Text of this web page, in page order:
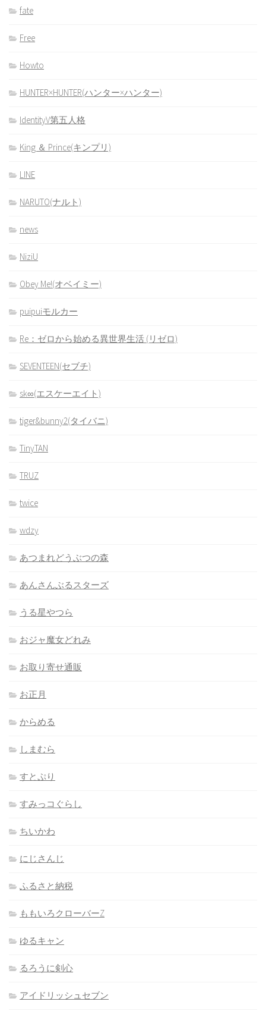
fate
Free
Howto
HUNTER×HUNTER(ハンター×ハンター)
IdentityV第五人格
King ＆ Prince(キンプリ)
LINE
NARUTO(ナルト)
news
NiziU
Obey Me!(オベイミー)
puipuiモルカー
Re：ゼロから始める異世界生活 (リゼロ)
SEVENTEEN(セブチ)
sk∞(エスケーエイト)
tiger&bunny2(タイバニ)
TinyTAN
TRUZ
twice
wdzy
あつまれどうぶつの森
あんさんぶるスターズ
うる星やつら
おジャ魔女どれみ
お取り寄せ通販
お正月
からめる
しまむら
すとぷり
すみっコぐらし
ちいかわ
にじさんじ
ふるさと納税
ももいろクローバーZ
ゆるキャン
るろうに剣心
アイドリッシュセブン